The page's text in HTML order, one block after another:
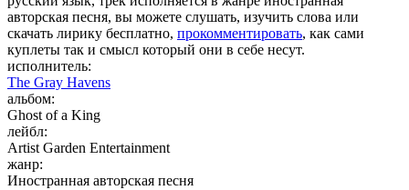
авторская песня, вы можете слушать, изучить слова или
скачать лирику бесплатно, прокомментировать, как сами
куплеты так и смысл который они в себе несут.
исполнитель:
The Gray Havens
альбом:
Ghost of a King
лейбл:
Artist Garden Entertainment
жанр:
Иностранная авторская песня